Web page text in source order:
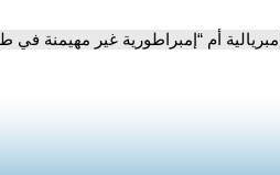
أم “إمبراطورية غير مهيمنة في